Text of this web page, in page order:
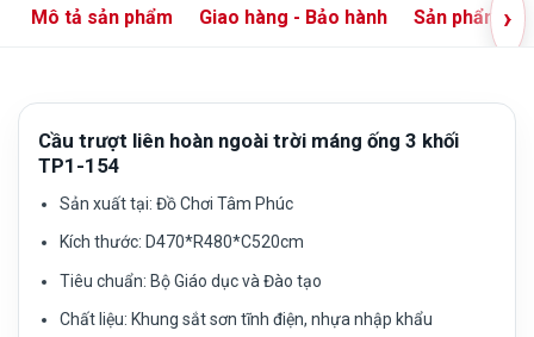
Mô tả sản phẩm Giao hàng - Bảo hành Sản phẩm›
Cầu trượt liên hoàn ngoài trời máng ống 3 khối
TP1-154
Sản xuất tại: Đồ Chơi Tâm Phúc
Kích thước: D470*R480*C520cm
Tiêu chuẩn: Bộ Giáo dục và Đào tạo
Chất liệu: Khung sắt sơn tĩnh điện, nhựa nhập khẩu